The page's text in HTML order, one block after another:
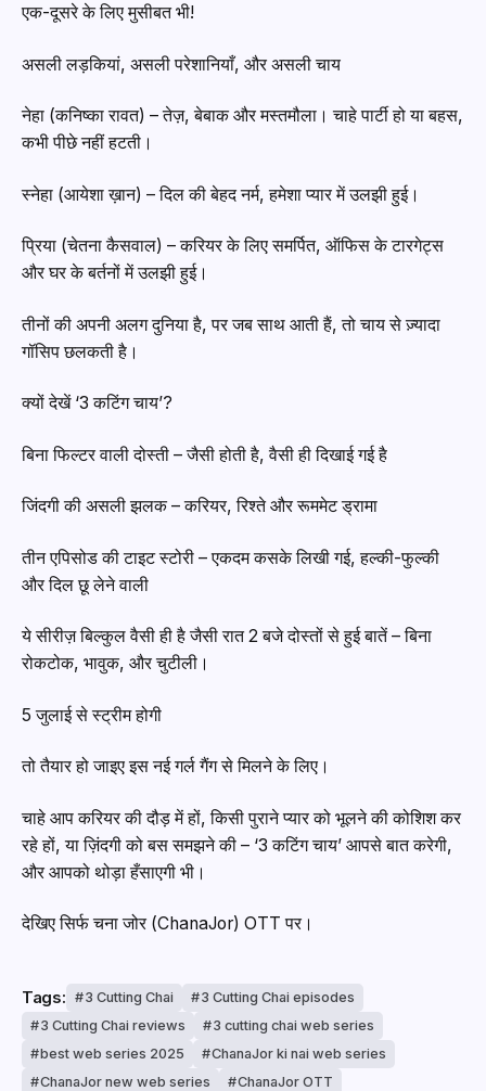
एक-दूसरे के लिए मुसीबत भी!
असली लड़कियां, असली परेशानियाँ, और असली चाय
नेहा (कनिष्का रावत) – तेज़, बेबाक और मस्तमौला। चाहे पार्टी हो या बहस,
कभी पीछे नहीं हटती।
स्नेहा (आयेशा ख़ान) – दिल की बेहद नर्म, हमेशा प्यार में उलझी हुई।
प्रिया (चेतना कैसवाल) – करियर के लिए समर्पित, ऑफिस के टारगेट्स
और घर के बर्तनों में उलझी हुई।
तीनों की अपनी अलग दुनिया है, पर जब साथ आती हैं, तो चाय से ज़्यादा
गॉसिप छलकती है।
क्यों देखें ‘3 कटिंग चाय’?
बिना फिल्टर वाली दोस्ती – जैसी होती है, वैसी ही दिखाई गई है
जिंदगी की असली झलक – करियर, रिश्ते और रूममेट ड्रामा
तीन एपिसोड की टाइट स्टोरी – एकदम कसके लिखी गई, हल्की-फुल्की
और दिल छू लेने वाली
ये सीरीज़ बिल्कुल वैसी ही है जैसी रात 2 बजे दोस्तों से हुई बातें – बिना
रोकटोक, भावुक, और चुटीली।
5 जुलाई से स्ट्रीम होगी
तो तैयार हो जाइए इस नई गर्ल गैंग से मिलने के लिए।
चाहे आप करियर की दौड़ में हों, किसी पुराने प्यार को भूलने की कोशिश कर
रहे हों, या ज़िंदगी को बस समझने की – ‘3 कटिंग चाय’ आपसे बात करेगी,
और आपको थोड़ा हँसाएगी भी।
देखिए सिर्फ चना जोर (ChanaJor) OTT पर।
Tags: 3 Cutting Chai
3 Cutting Chai episodes
3 Cutting Chai reviews
3 cutting chai web series
best web series 2025
ChanaJor ki nai web series
ChanaJor new web series
ChanaJor OTT